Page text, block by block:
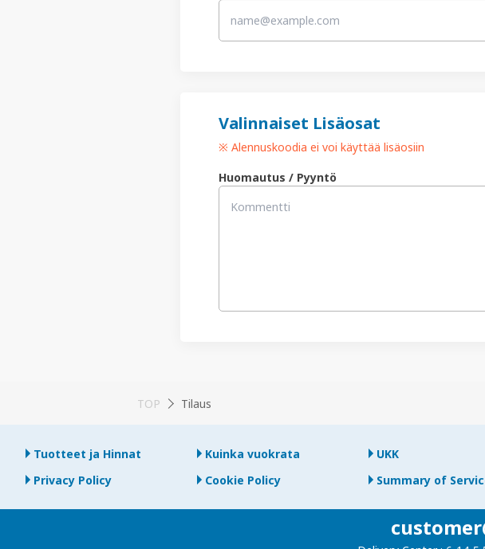
Valinnaiset Lisäosat
※ Alennuskoodia ei voi käyttää lisäosiin
Huomautus / Pyyntö
TOP Tilaus
Tuotteet ja Hinnat Kuinka vuokrata UKK
Privacy Policy
Cookie Policy Summary of